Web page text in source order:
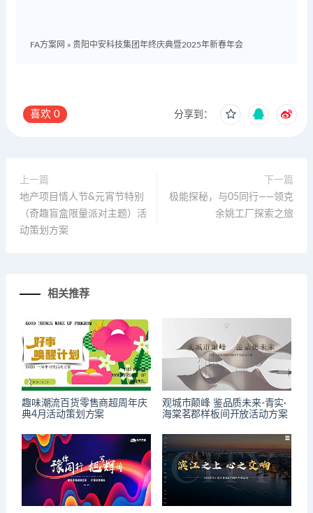
FA方案网 » 贵阳中安科技集团年终庆典暨2025年新春年会
喜欢 0 分享到：
上一篇
地产项目情人节&元宵节特别
（奇趣盲盒限量派对主题）活
动策划方案
下一篇
极能探秘，与05同行——领克
余姚工厂探索之旅
相关推荐
趣味潮流百货零售商超周年庆
典4月活动策划方案
观城市颠峰 鉴品质未来-青实·
海棠茗郡样板间开放活动方案